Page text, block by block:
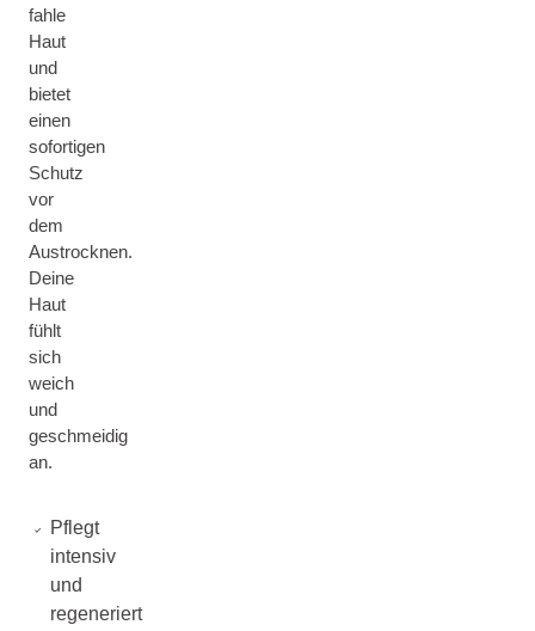
fahle
Haut
und
bietet
einen
sofortigen
Schutz
vor
dem
Austrocknen.
Deine
Haut
fühlt
sich
weich
und
geschmeidig
an.
Pflegt
intensiv
und
regeneriert